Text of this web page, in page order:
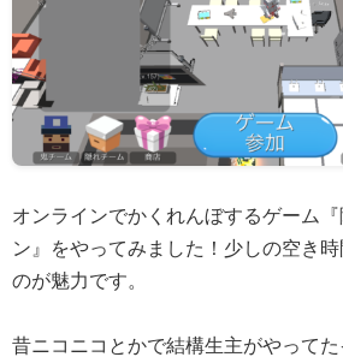
オンラインでかくれんぼするゲーム
ン』をやってみました！少しの空き
のが魅力です。
昔ニコニコとかで結構生主がやって